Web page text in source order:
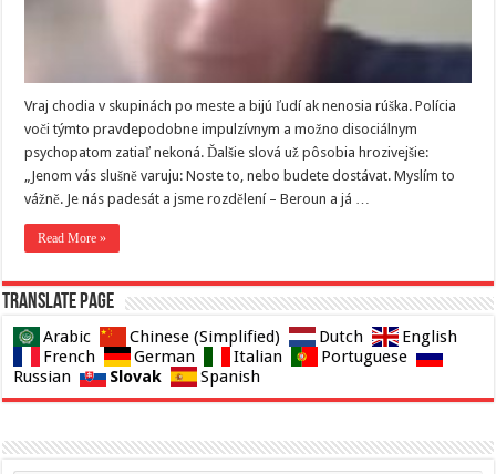
Vraj chodia v skupinách po meste a bijú ľudí ak nenosia rúška. Polícia
voči týmto pravdepodobne impulzívnym a možno disociálnym
psychopatom zatiaľ nekoná. Ďalšie slová už pôsobia hrozivejšie:
„Jenom vás slušně varuju: Noste to, nebo budete dostávat. Myslím to
vážně. Je nás padesát a jsme rozdělení – Beroun a já …
Read More »
Translate page
Arabic Chinese (Simplified) Dutch
English
French
German Italian
Portuguese
Russian
Slovak Spanish